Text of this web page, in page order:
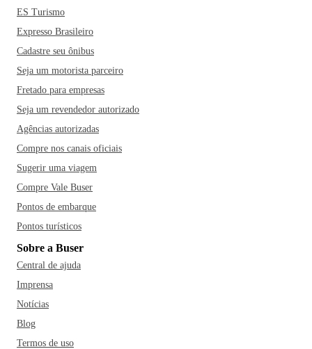
ES Turismo
Expresso Brasileiro
Cadastre seu ônibus
Seja um motorista parceiro
Fretado para empresas
Seja um revendedor autorizado
Agências autorizadas
Compre nos canais oficiais
Sugerir uma viagem
Compre Vale Buser
Pontos de embarque
Pontos turísticos
Sobre a Buser
Central de ajuda
Imprensa
Notícias
Blog
Termos de uso